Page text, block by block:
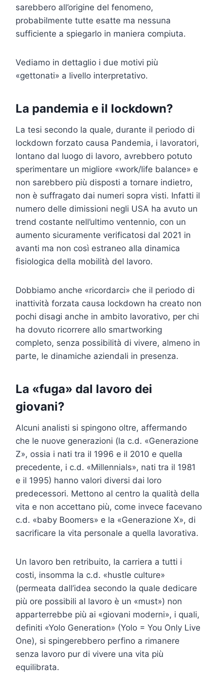
sarebbero all’origine del fenomeno,
probabilmente tutte esatte ma nessuna
sufficiente a spiegarlo in maniera compiuta.
Vediamo in dettaglio i due motivi più
«gettonati» a livello interpretativo.
La pandemia e il lockdown?
La tesi secondo la quale, durante il periodo di
lockdown forzato causa Pandemia, i lavoratori,
lontano dal luogo di lavoro, avrebbero potuto
sperimentare un migliore «work/life balance» e
non sarebbero più disposti a tornare indietro,
non è suffragato dai numeri sopra visti. Infatti il
numero delle dimissioni negli USA ha avuto un
trend costante nell’ultimo ventennio, con un
aumento sicuramente verificatosi dal 2021 in
avanti ma non così estraneo alla dinamica
fisiologica della mobilità del lavoro.
Dobbiamo anche «ricordarci» che il periodo di
inattività forzata causa lockdown ha creato non
pochi disagi anche in ambito lavorativo, per chi
ha dovuto ricorrere allo smartworking
completo, senza possibilità di vivere, almeno in
parte, le dinamiche aziendali in presenza.
La «fuga» dal lavoro dei
giovani?
Alcuni analisti si spingono oltre, affermando
che le nuove generazioni (la c.d. «Generazione
Z», ossia i nati tra il 1996 e il 2010 e quella
precedente, i c.d. «Millennials», nati tra il 1981
e il 1995) hanno valori diversi dai loro
predecessori. Mettono al centro la qualità della
vita e non accettano più, come invece facevano
c.d. «baby Boomers» e la «Generazione X», di
sacrificare la vita personale a quella lavorativa.
Un lavoro ben retribuito, la carriera a tutti i
costi, insomma la c.d. «hustle culture»
(permeata dall’idea secondo la quale dedicare
più ore possibili al lavoro è un «must») non
apparterrebbe più ai «giovani moderni», i quali,
definiti «Yolo Generation» (Yolo = You Only Live
One), si spingerebbero perfino a rimanere
senza lavoro pur di vivere una vita più
equilibrata.